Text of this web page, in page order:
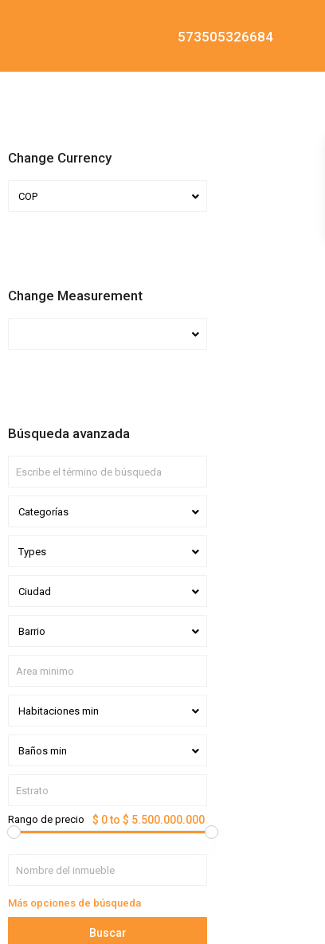
573505326684
Change Currency
COP
Change Measurement
Búsqueda avanzada
Categorías
Types
Ciudad
Barrio
Habitaciones min
Baños min
Rango de precio $ 0 to $ 5.500.000.000
Más opciones de búsqueda
Buscar